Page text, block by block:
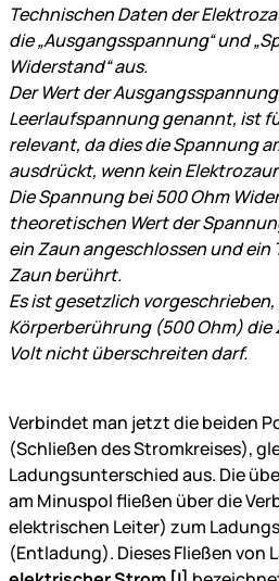
Technischen Daten der
die „Ausgangsspannung“ und
Widerstand“ aus.
Der Wert der
Leerlaufspannung genannt, ist
relevant, da dies die Spannung
ausdrückt, wenn kein
Die Spannung bei 500 Ohm
theoretischen Wert der
ein Zaun angeschlossen und ein
Zaun berührt.
Es ist gesetzlich vorgeschrieben,
Körperberührung (500 Ohm)
Volt nicht überschreiten darf.
Verbindet man jetzt die beiden
(Schließen des Stromkreises),
Ladungsunterschied aus. Die
am Minuspol fließen über die
elektrischen Leiter) zum
(Entladung). Dieses Fließen von